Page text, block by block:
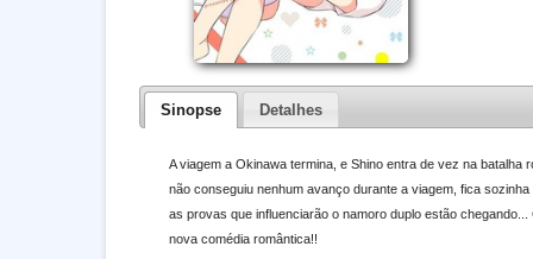
Sinopse Detalhes
A viagem a Okinawa termina, e Shino entra de vez na
não conseguiu nenhum avanço durante a viagem, fica
as provas que influenciarão o namoro duplo estão
nova comédia romântica!!